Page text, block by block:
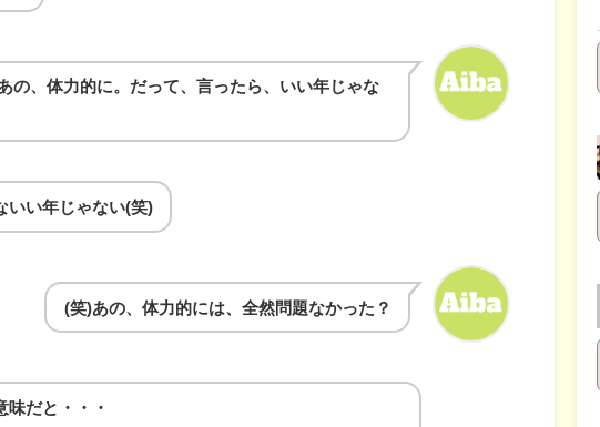
の、体力的に。だって、言ったら、いい年じゃな
いい年じゃない(笑)
(笑)あの、体力的には、全然問題なかった？
味だと・・・